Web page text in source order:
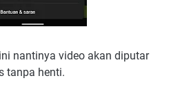
nantinya video akan diputar
tanpa henti.